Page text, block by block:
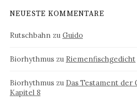
NEUESTE KOMMENTARE
Rutschbahn zu Guido
Biorhythmus zu Riemenfischgedicht
Biorhythmus zu Das Testament der
Kapitel 8